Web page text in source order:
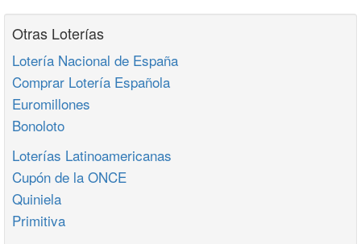
Otras Loterías
Lotería Nacional de España
Comprar Lotería Española
Euromillones
Bonoloto
Loterías Latinoamericanas
Cupón de la ONCE
Quiniela
Primitiva